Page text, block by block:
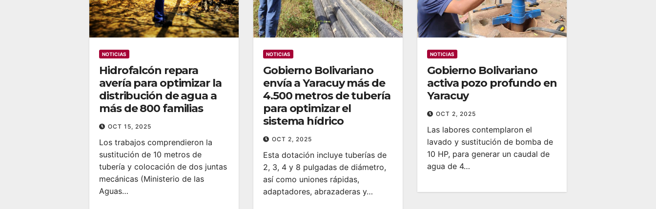
NOTICIAS
Hidrofalcón repara
avería para optimizar la
distribución de agua a
más de 800 familias
OCT 15, 2025
Los trabajos comprendieron la
sustitución de 10 metros de
tubería y colocación de dos juntas
mecánicas (Ministerio de las
Aguas…
NOTICIAS
Gobierno Bolivariano
envía a Yaracuy más de
4.500 metros de tubería
para optimizar el
sistema hídrico
OCT 2, 2025
Esta dotación incluye tuberías de
2, 3, 4 y 8 pulgadas de diámetro,
así como uniones rápidas,
adaptadores, abrazaderas y…
NOTICIAS
Gobierno Bolivariano
activa pozo profundo en
Yaracuy
OCT 2, 2025
Las labores contemplaron el
lavado y sustitución de bomba de
10 HP, para generar un caudal de
agua de 4…